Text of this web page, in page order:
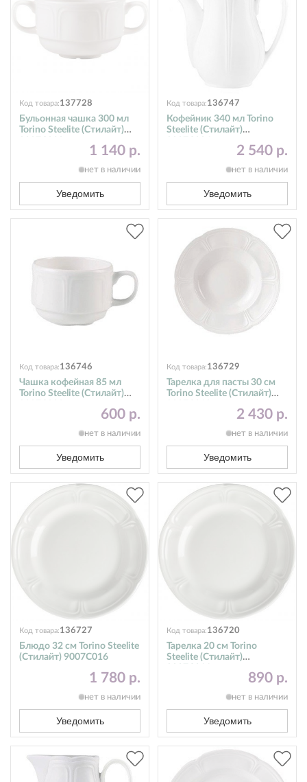
Код товара:137728
Бульонная чашка 300 мл
Torino Steelite (Стилайт)
1 140 р.
нет в наличии
Уведомить
Код товара:136747
Кофейник 340 мл Torino
Steelite (Стилайт)
2 540 р.
нет в наличии
Уведомить
Код товара:136746
Чашка кофейная 85 мл
Torino Steelite (Стилайт)
600 р.
нет в наличии
Уведомить
Код товара:136729
Тарелка для пасты 30 см
Torino Steelite (Стилайт)
2 430 р.
нет в наличии
Уведомить
Код товара:136727
Блюдо 32 см Torino Steelite
(Стилайт) 9007C016
1 780 р.
нет в наличии
Уведомить
Код товара:136720
Тарелка 20 см Torino
Steelite (Стилайт)
890 р.
нет в наличии
Уведомить